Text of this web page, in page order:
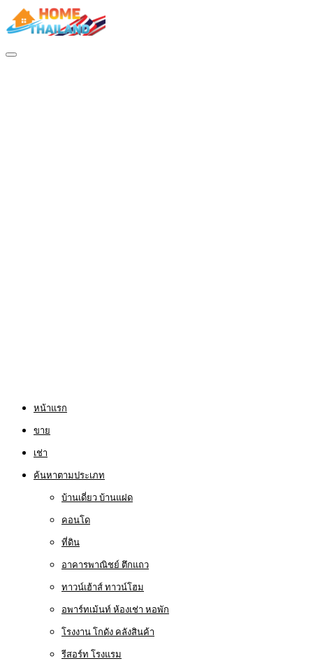
หน้าแรก
ขาย
เช่า
ค้นหาตามประเภท
บ้านเดี่ยว บ้านแฝด
คอนโด
ที่ดิน
อาคารพาณิชย์ ตึกแถว
ทาวน์เฮ้าส์ ทาวน์โฮม
อพาร์ทเม้นท์ ห้องเช่า หอพัก
โรงงาน โกดัง คลังสินค้า
รีสอร์ท โรงแรม